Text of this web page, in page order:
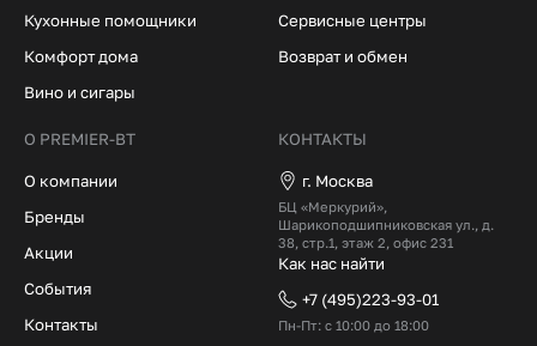
Кухонные помощники
Комфорт дома
Вино и сигары
Сервисные центры
Возврат и обмен
О PREMIER-BT
О компании
Бренды
Акции
События
Контакты
КОНТАКТЫ
г. Москва
БЦ «Меркурий»,
Шарикоподшипниковская ул., д.
38, стр.1, этаж 2, офис 231
Как нас найти
+7 (495)223-93-01
Пн-Пт: с 10:00 до 18:00